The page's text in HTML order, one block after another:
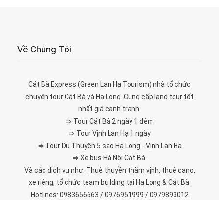
Về Chúng Tôi
Cát Bà Express (Green Lan Hạ Tourism) nhà tổ chức
chuyên tour Cát Bà và Hạ Long. Cung cấp land tour tốt
nhất giá cạnh tranh.
⇒ Tour Cát Bà 2 ngày 1 đêm
⇒ Tour Vịnh Lan Hạ 1 ngày
⇒ Tour Du Thuyền 5 sao Hạ Long - Vịnh Lan Hạ
⇒ Xe bus Hà Nội Cát Bà.
Và các dịch vụ như: Thuê thuyền thăm vịnh, thuê cano,
xe riêng, tổ chức team building tại Hạ Long & Cát Bà.
Hotlines: 0983656663 / 0976951999 / 0979893012